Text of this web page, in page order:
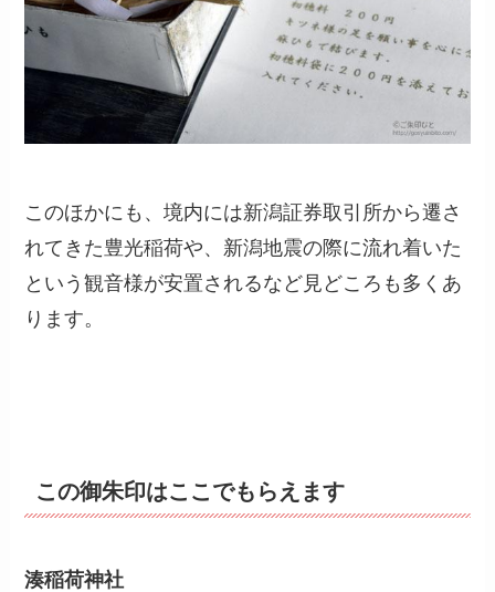
このほかにも、境内には新潟証券取引所から遷さ
れてきた豊光稲荷や、新潟地震の際に流れ着いた
という観音様が安置されるなど見どころも多くあ
ります。
この御朱印はここでもらえます
湊稲荷神社